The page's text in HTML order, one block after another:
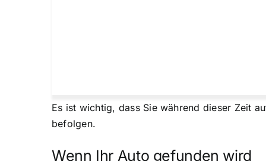
Es ist wichtig, dass Sie während dieser Zeit
befolgen.
Wenn Ihr Auto gefunden wird